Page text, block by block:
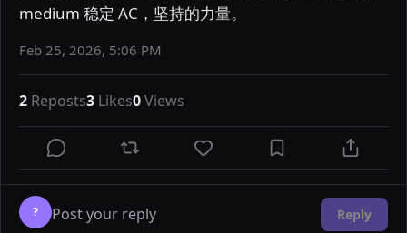
medium 稳定 AC，坚持的力量。
Feb 25, 2026, 5:06 PM
2 Reposts3 Likes0Views
? Reply